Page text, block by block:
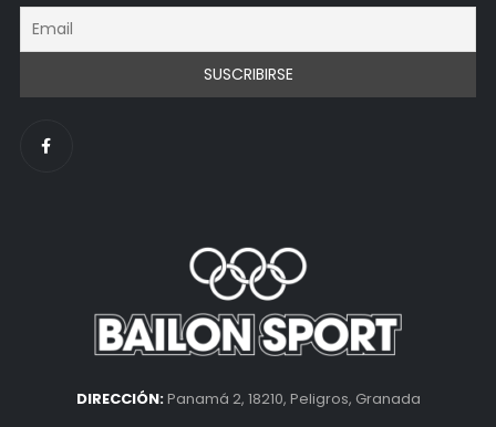
DIRECCIÓN:Panamá 2, 18210, Peligros, Granada